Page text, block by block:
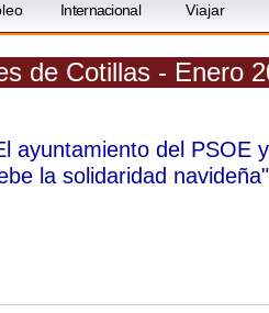
Internacional Viajar
de Cotillas - Enero
ayuntamiento del PSOE
la solidaridad navideña"